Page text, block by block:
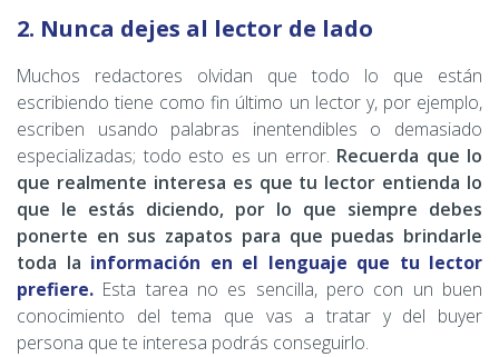
2. Nunca dejes al lector de lado
Muchos redactores olvidan que todo lo que están
escribiendo tiene como fin último un lector y, por ejemplo,
escriben usando palabras inentendibles o demasiado
especializadas; todo esto es un error. Recuerda que lo
que realmente interesa es que tu lector entienda lo
que le estás diciendo, por lo que siempre debes
ponerte en sus zapatos para que puedas brindarle
toda la información en el lenguaje que tu lector
prefiere. Esta tarea no es sencilla, pero con un buen
conocimiento del tema que vas a tratar y del buyer
persona que te interesa podrás conseguirlo.